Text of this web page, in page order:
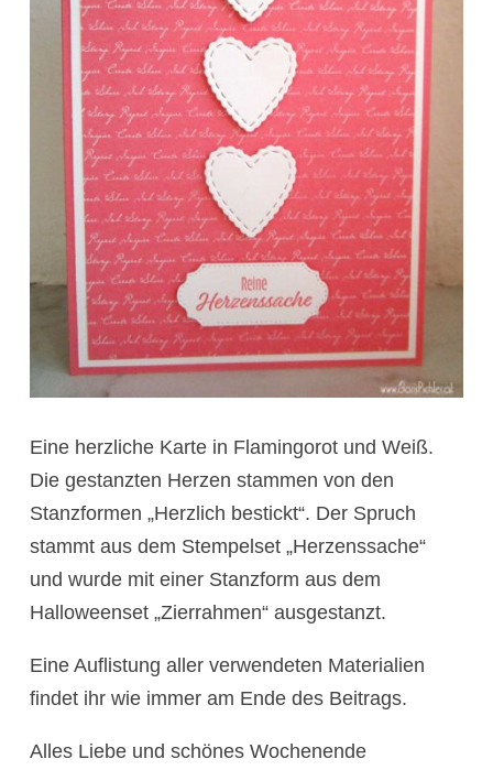
Eine herzliche Karte in Flamingorot und Weiß.
Die gestanzten Herzen stammen von den
Stanzformen „Herzlich bestickt“. Der Spruch
stammt aus dem Stempelset „Herzenssache“
und wurde mit einer Stanzform aus dem
Halloweenset „Zierrahmen“ ausgestanzt.
Eine Auflistung aller verwendeten Materialien
findet ihr wie immer am Ende des Beitrags.
Alles Liebe und schönes Wochenende